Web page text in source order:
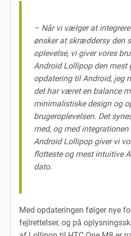
– Når vi vælger at
ønsker at skræddersy den
oplevelse, vi giver vores
Android Lollipop den mest
opdatering til Android, jeg
det har været en balance
minimalistiske design og
brugeroplevelsen. Det
med, og med integrationen
Android Lollipop giver vi
flotteste og mest intuitive
dato.
Med opdateringen følger nye
fejlrettelser, og på